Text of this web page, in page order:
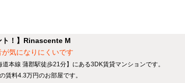
ト！】Rinascente M
気になりにくいです
本線 蒲郡駅徒歩21分】にある3DK賃貸マンションです。
賃料4.3万円のお部屋です。